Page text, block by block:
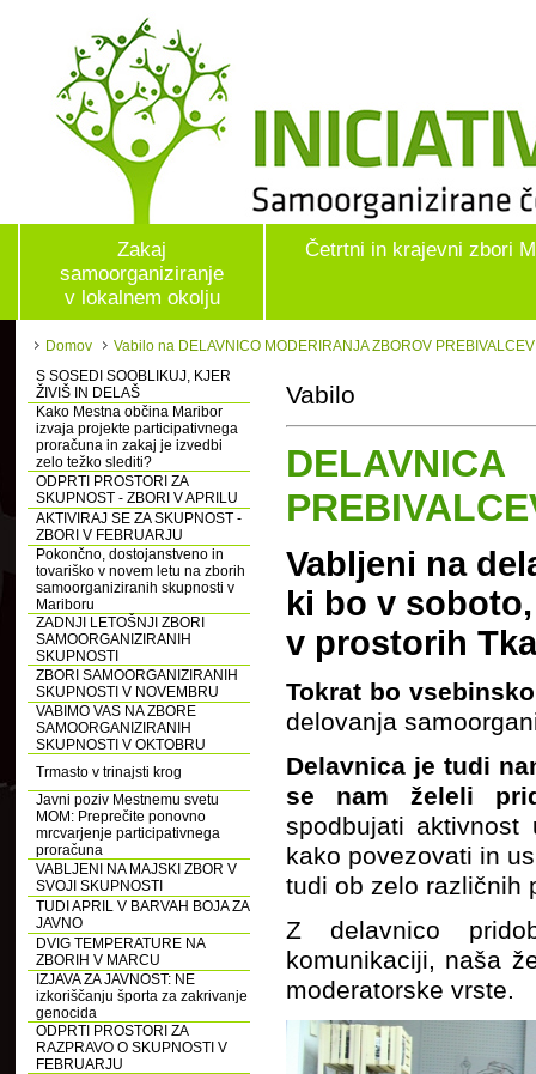
Zakaj
samoorganiziranje
v lokalnem okolju
Četrtni in krajevni zbori
Domov
Vabilo na DELAVNICO MODERIRANJA ZBOROV PREBIVALCEV
S SOSEDI SOOBLIKUJ, KJER
ŽIVIŠ IN DELAŠ
Kako Mestna občina Maribor
izvaja projekte participativnega
proračuna in zakaj je izvedbi
zelo težko slediti?
ODPRTI PROSTORI ZA
SKUPNOST - ZBORI V APRILU
AKTIVIRAJ SE ZA SKUPNOST -
ZBORI V FEBRUARJU
Pokončno, dostojanstveno in
tovariško v novem letu na zborih
samoorganiziranih skupnosti v
Mariboru
ZADNJI LETOŠNJI ZBORI
SAMOORGANIZIRANIH
SKUPNOSTI
ZBORI SAMOORGANIZIRANIH
SKUPNOSTI V NOVEMBRU
VABIMO VAS NA ZBORE
SAMOORGANIZIRANIH
SKUPNOSTI V OKTOBRU
Trmasto v trinajsti krog
Javni poziv Mestnemu svetu
MOM: Preprečite ponovno
mrcvarjenje participativnega
proračuna
VABLJENI NA MAJSKI ZBOR V
SVOJI SKUPNOSTI
TUDI APRIL V BARVAH BOJA ZA
JAVNO
DVIG TEMPERATURE NA
ZBORIH V MARCU
IZJAVA ZA JAVNOST: NE
izkoriščanju športa za zakrivanje
genocida
ODPRTI PROSTORI ZA
RAZPRAVO O SKUPNOSTI V
FEBRUARJU
Vabilo
Vabljeni na
ki bo v
v prostorih
Tokrat bo
delovanja
Delavnica je tudi
se nam želeli
spodbujati aktivnost
kako povezovati in
tudi ob zelo različnih
Z delavnico
komunikaciji, naša
moderatorske vrste.